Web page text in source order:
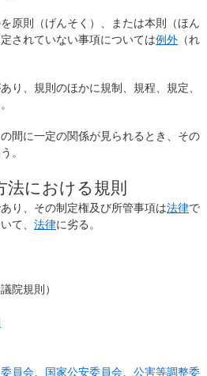
原則 （げんそく）、または本則
（ほん
されていない事項については例外 （れ
り、規則のほかに規制 規程 規定
間に一定の関係が見られるとき、その
。
法における規則
り、その制定権及び所管事項は法律で
て、 法律に劣る。
院規則）
員会 国家公安委員会
公害等調整委